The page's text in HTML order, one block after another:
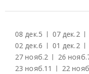
08 дек.5 07 дек.2
02 дек.6 01 дек.2
27 нояб.2 26 нояб.
23 нояб.11 22